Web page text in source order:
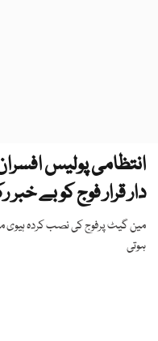
انتظامی پولیس
دار قرار فوج کو بے خبر
مین گیٹ پرفوج کی نصب کردہ ہیوی
ہوتی